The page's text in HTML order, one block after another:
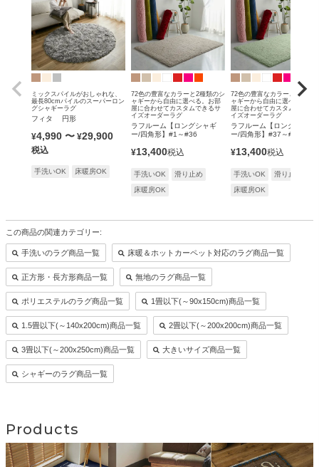
ミックスパイルがおしゃれな、
最長80cmパイルのスーパーロン
グシャギーラグ
フィタ 円形
¥4,990 〜 ¥29,900
税込
手洗いOK 床暖房OK
72色の豊富なカラーと2種類のシ
ャギーから自由に選べる。お部
屋に合わせてカスタムできるサ
イズオーダーラグ
ラフルーム【ロングシャギ
ー/四角形】#1～#36
¥13,400税込
手洗いOK
滑り止め
床暖房OK
72色の豊富なカラーと2種類
ャギーから自由に選べる。お
屋に合わせてカスタムできる
イズオーダーラグ
ラフルーム【ロングシャギ
ー/四角形】#37～#72
¥13,400税込
手洗いOK
滑り止め
床暖房OK
この商品の関連カテゴリー:
手洗いのラグ商品一覧 床暖＆ホットカーペット対応のラグ商品一覧
正方形・長方形商品一覧 無地のラグ商品一覧
ポリエステルのラグ商品一覧 1畳以下(～90x150cm)商品一覧
1.5畳以下(～140x200cm)商品一覧 2畳以下(～200x200cm)商品一覧
3畳以下(～200x250cm)商品一覧 大きいサイズ商品一覧
シャギーのラグ商品一覧
Products